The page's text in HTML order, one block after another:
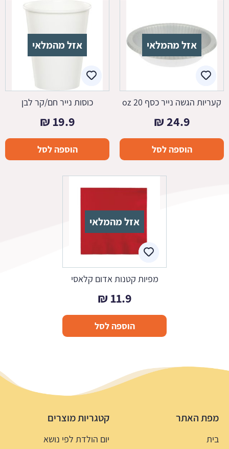
אזל מהמלאי
קעריות הגשה נייר כסף 20 oz
24.9
₪
הוספה לסל
אזל מהמלאי
כוסות נייר חם/קר לבן
19.9
₪
הוספה לסל
אזל מהמלאי
מפיות קטנות אדום קלאסי
11.9
₪
הוספה לסל
מפת האתר
בית
קטגריות מוצרים
יום הולדת לפי נושא